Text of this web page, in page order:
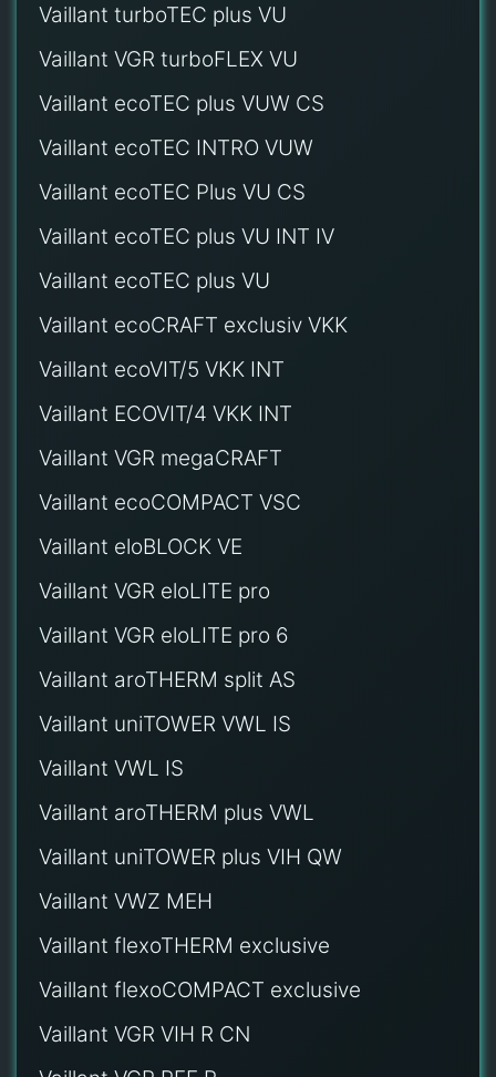
Vaillant turboTEC plus VU
Vaillant VGR turboFLEX VU
Vaillant ecoTEC plus VUW CS
Vaillant ecoTEC INTRO VUW
Vaillant ecoTEC Plus VU CS
Vaillant ecoTEC plus VU INT IV
Vaillant ecoTEC plus VU
Vaillant ecoCRAFT exclusiv VKK
Vaillant ecoVIT/5 VKK INT
Vaillant ECOVIT/4 VKK INT
Vaillant VGR megaCRAFT
Vaillant ecoCOMPACT VSC
Vaillant eloBLOCK VE
Vaillant VGR eloLITE pro
Vaillant VGR eloLITE pro 6
Vaillant aroTHERM split AS
Vaillant uniTOWER VWL IS
Vaillant VWL IS
Vaillant aroTHERM plus VWL
Vaillant uniTOWER plus VIH QW
Vaillant VWZ MEH
Vaillant flexoTHERM exclusive
Vaillant flexoCOMPACT exclusive
Vaillant VGR VIH R CN